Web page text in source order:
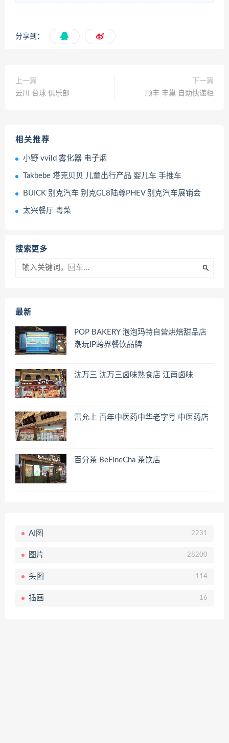
分享到：
上一篇
云川 台球 俱乐部
下一篇
顺丰 丰巢 自助快递柜
相关推荐
小野 vvild 雾化器 电子烟
Takbebe 塔克贝贝 儿童出行产品 婴儿车 手推车
BUICK 别克汽车 别克GL8陆尊PHEV 别克汽车展销会
太兴餐厅 粤菜
搜索更多
最新
POP BAKERY 泡泡玛特自营烘焙甜品店
潮玩IP跨界餐饮品牌
沈万三 沈万三卤味熟食店 江南卤味
雷允上 百年中医药中华老字号 中医药店
百分茶 BeFineCha 茶饮店
AI图 2231
图片 28200
头图 114
插画 16